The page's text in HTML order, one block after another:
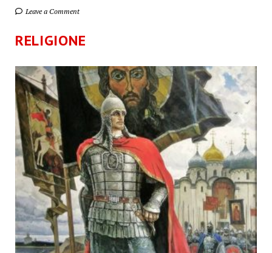
Leave a Comment
RELIGIONE